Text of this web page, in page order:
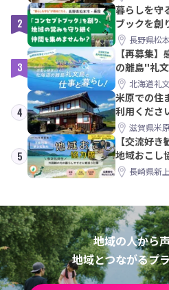
2
暮らしを守
ブックを創
間を集めま
長野県松
3
【再募集
の離島"礼
北海道礼
4
米原での住
利用くださ
滋賀県米
5
【交流好
地域おこし
島町長崎県新
地域の人から
地域とつながるプ